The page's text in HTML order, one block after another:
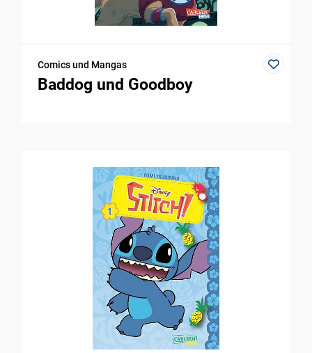
Comics und Mangas
Baddog und Goodboy